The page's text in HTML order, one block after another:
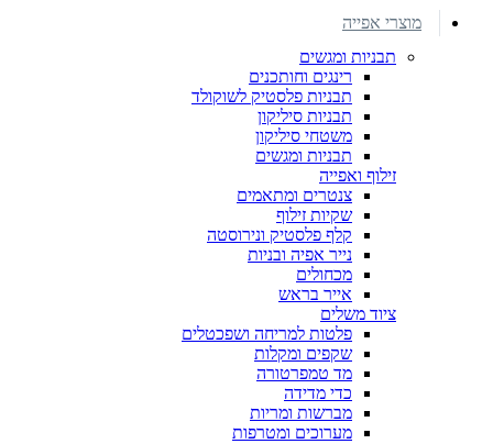
מוצרי אפייה
תבניות ומגשים
רינגים וחותכנים
תבניות פלסטיק לשוקולד
תבניות סיליקון
משטחי סיליקון
תבניות ומגשים
זילוף ואפייה
צנטרים ומתאמים
שקיות זילוף
קלף פלסטיק ונירוסטה
נייר אפיה ובניות
מכחולים
אייר בראש
ציוד משלים
פלטות למריחה ושפכטלים
שקפים ומקלות
מד טמפרטורה
כדי מדידה
מברשות ומריות
מערוכים ומטרפות